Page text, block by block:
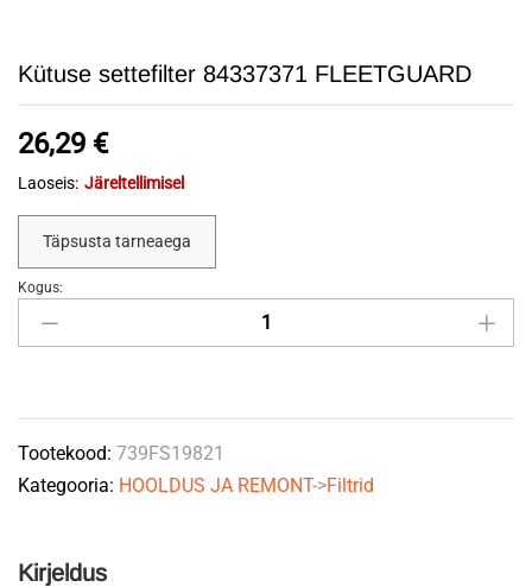
Kütuse settefilter 84337371 FLEETGUARD
26,29 €
Laoseis: Järeltellimisel
Täpsusta tarneaega
Kütuse
settefilter
quantity
Kogus:
Tootekood: 739FS19821
Kategooria: HOOLDUS JA REMONT->Filtrid
Kirjeldus